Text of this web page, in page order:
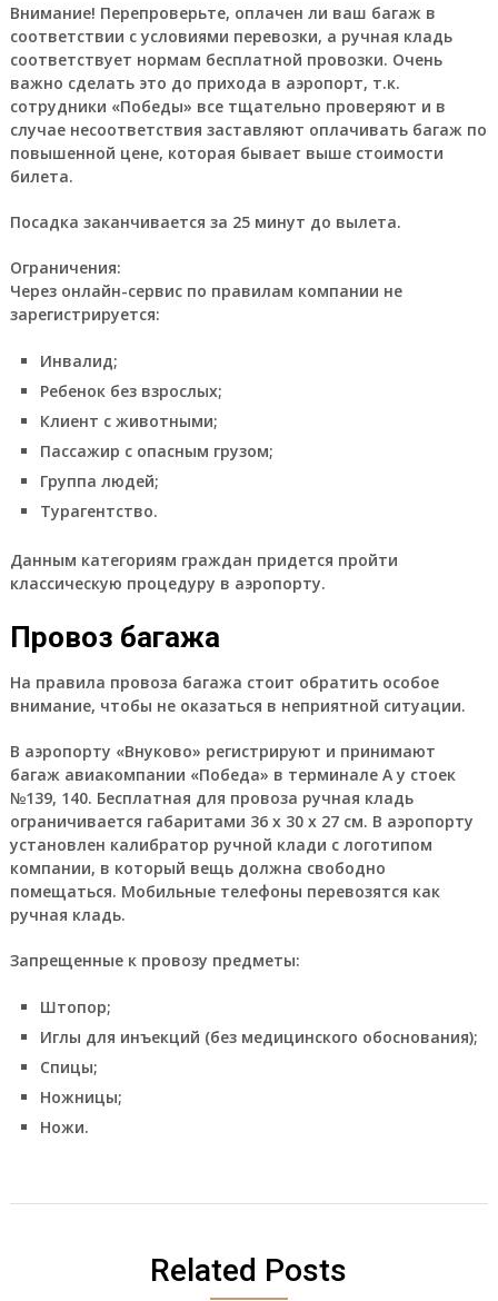
Внимание! Перепроверьте, оплачен ли ваш багаж в
соответствии с условиями перевозки, а ручная кладь
соответствует нормам бесплатной провозки. Очень
важно сделать это до прихода в аэропорт, т.к.
сотрудники «Победы» все тщательно проверяют и в
случае несоответствия заставляют оплачивать багаж по
повышенной цене, которая бывает выше стоимости
билета.
Посадка заканчивается за 25 минут до вылета.
Ограничения:
Через онлайн-сервис по правилам компании не
зарегистрируется:
Инвалид;
Ребенок без взрослых;
Клиент с животными;
Пассажир с опасным грузом;
Группа людей;
Турагентство.
Данным категориям граждан придется пройти
классическую процедуру в аэропорту.
Провоз багажа
На правила провоза багажа стоит обратить особое
внимание, чтобы не оказаться в неприятной ситуации.
В аэропорту «Внуково» регистрируют и принимают
багаж авиакомпании «Победа» в терминале A у стоек
№139, 140. Бесплатная для провоза ручная кладь
ограничивается габаритами 36 x 30 x 27 см. В аэропорту
установлен калибратор ручной клади с логотипом
компании, в который вещь должна свободно
помещаться. Мобильные телефоны перевозятся как
ручная кладь.
Запрещенные к провозу предметы:
Штопор;
Иглы для инъекций (без медицинского обоснования);
Спицы;
Ножницы;
Ножи.
Related Posts